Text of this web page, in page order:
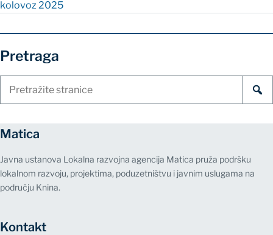
kolovoz 2025
Pretraga
Matica
Javna ustanova Lokalna razvojna agencija Matica pruža podršku
lokalnom razvoju, projektima, poduzetništvu i javnim uslugama na
području Knina.
Kontakt